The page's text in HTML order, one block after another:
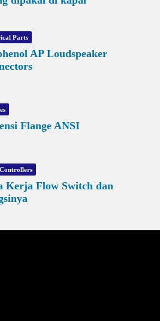
Parts
AP Loudspeaker
Flange ANSI
Kerja Flow Switch dan